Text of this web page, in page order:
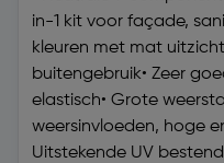
in-1 kit voor façade,
kleuren met mat
buitengebruik• Zeer
elastisch• Grote
weersinvloeden, hoge
Uitstekende UV